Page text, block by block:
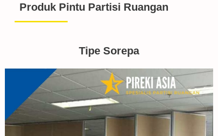
Produk Pintu Partisi Ruangan
Tipe Sorepa